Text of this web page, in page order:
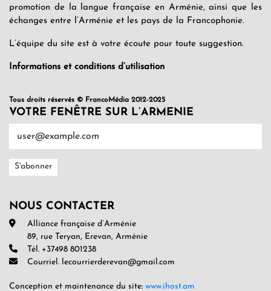
promotion de la langue française en Arménie, ainsi que les
échanges entre l’Arménie et les pays de la Francophonie.
L’équipe du site est à votre écoute pour toute suggestion.
Informations et conditions d’utilisation
Tous droits réservés © FrancoMédia 2012-2025
VOTRE FENÊTRE SUR L’ARMENIE
NOUS CONTACTER
Alliance française d’Arménie
89, rue Teryan, Erevan, Arménie
Tél. +37498 801238
Courriel. lecourrierderevan@gmail.com
Conception et maintenance du site: www.ihost.am